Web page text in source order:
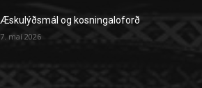
Æskulýðsmál og kosningaloforð
7. maí 2026